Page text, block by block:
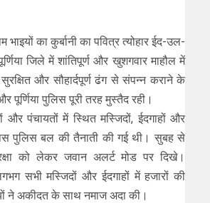
भाइयों का कुर्बानी का पवित्र त्योहार ईद-उल-
जिले में शांतिपूर्ण और खुशगवार माहौल में
सुरक्षित और सौहार्दपूर्ण ढंग से संपन्न कराने के
पूर्णिया पुलिस पूरी तरह मुस्तैद रही।
पंचायतों में स्थित मस्जिदों, ईदगाहों और
पुलिस बल की तैनाती की गई थी। सुबह से
को लेकर जवान अलर्ट मोड पर दिखे।
सभी मस्जिदों और ईदगाहों में हजारों की
ने अकीदत के साथ नमाज अदा की।